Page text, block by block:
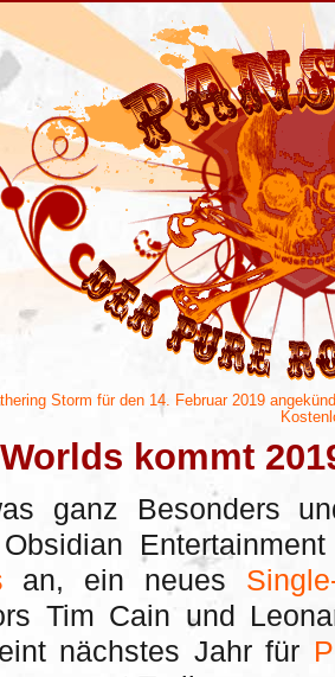
Storm für den 14. Februar 2019
kommt
ganz Besonders
an, ein neues
Tim Cain und
nächstes Jahr für